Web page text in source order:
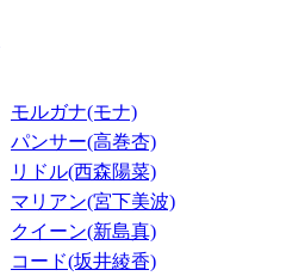
モルガナ(モナ)
パンサー(高巻杏)
リドル(西森陽菜)
マリアン(宮下美波)
クイーン(新島真)
コード(坂井綾香)